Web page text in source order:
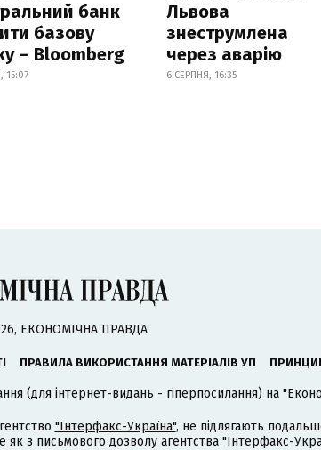
банк
базову
– Bloomberg
15:07
Львова
знеструмлена
через аварію
6 СЕРПНЯ, 16:35
ЕКОНОМІЧНА ПРАВДА
ПРАВИЛА ВИКОРИСТАННЯ МАТЕРІАЛІВ УП
(для інтернет-видань - гіперпосилання) на
"Інтерфакс-Україна", не підлягають
з письмового дозволу агентства "Інтерфакс-